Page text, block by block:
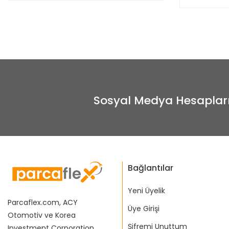
Sosyal Medya
Parcaflex.com, ACY
Otomotiv ve Korea
Bağlantılar
Yeni Üyelik
Üye Girişi
Şifremi Unuttum